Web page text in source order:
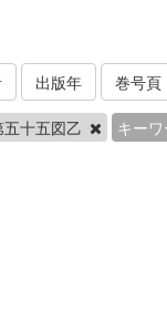
出版年 巻号頁
十五図乙 キー